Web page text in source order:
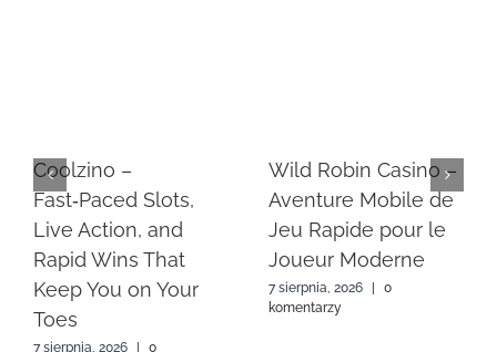
Coolzino –
Fast‑Paced Slots,
Live Action, and
Rapid Wins That
Keep You on Your
Toes
7 sierpnia, 2026 | 0
Wild Robin Casino –
Aventure Mobile de
Jeu Rapide pour le
Joueur Moderne
7 sierpnia, 2026 |
0
komentarzy